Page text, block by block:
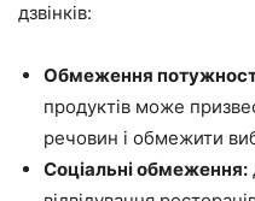
дзвінків:
Обмеження
продуктів може
речовин і обмежити
Соціальні обмеження: